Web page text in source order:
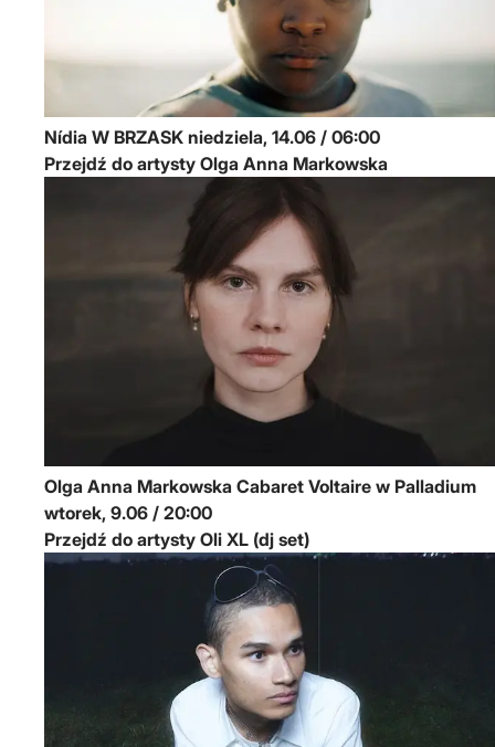
Nídia W BRZASK
niedziela, 14.06 / 06:00
Przejdź do artysty Olga Anna Markowska
Olga Anna Markowska Cabaret Voltaire w Palladium
wtorek, 9.06 / 20:00
Przejdź do artysty Oli XL (dj set)